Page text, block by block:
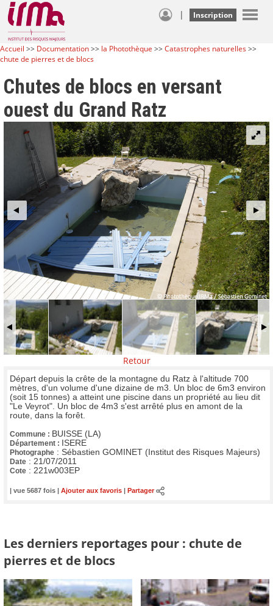
| Inscription
Accueil >> Documentation>> la Photothèque >>Catastrophes naturelles>>
chute de pierres et de blocs
Chutes de blocs en versant
ouest du Grand Ratz
Retour
Départ depuis la crête de la montagne du Ratz à l'altitude 700
mètres, d'un volume d'une dizaine de m3. Un bloc de 6m3 environ
(soit 15 tonnes) a atteint une piscine dans un propriété au lieu dit
"Le Veyrot". Un bloc de 4m3 s'est arrêté plus en amont de la
route, dans la forêt.
Commune : BUISSE (LA)
Département : ISERE
Photographe : Sébastien GOMINET (Institut des Risques Majeurs)
Date : 21/07/2011
Cote : 221w003EP
| vue 5687 fois | Ajouter aux favoris Partager
Les derniers reportages pour : chute de
pierres et de blocs